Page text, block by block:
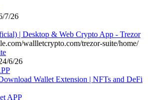
7/26
| Desktop & Web Crypto App - Trezor
wallletcrypto.com/trezor-suite/home/
6/26
Wallet Extension | NFTs and DeFi
APP